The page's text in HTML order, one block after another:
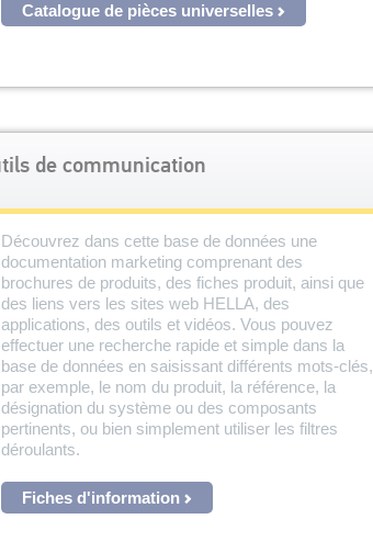
Catalogue de pièces universelles
de communication
Découvrez dans cette base de données une
documentation marketing comprenant des
brochures de produits, des fiches produit, ainsi que
des liens vers les sites web HELLA, des
applications, des outils et vidéos. Vous pouvez
effectuer une recherche rapide et simple dans la
base de données en saisissant différents mots-clés,
par exemple, le nom du produit, la référence, la
désignation du système ou des composants
pertinents, ou bien simplement utiliser les filtres
déroulants.
Fiches d'information